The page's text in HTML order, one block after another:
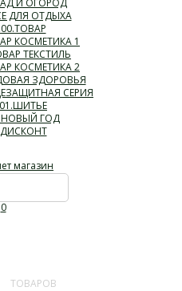
И ОГОРОД
ДЛЯ ОТДЫХА
КОСМЕТИКА 1
ТЕКСТИЛЬ
КОСМЕТИКА 2
ЗДОРОВЬЯ
СЕРИЯ
ГОД
0
ТОВАРОВ